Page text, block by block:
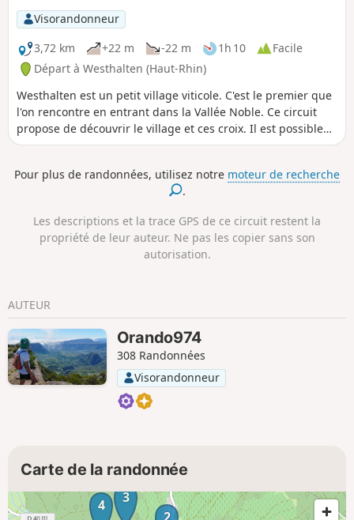
Visorandonneur
3,72 km
+22 m -22 m 1h 10
Facile
Départ à Westhalten (Haut-Rhin)
Westhalten est un petit village viticole. C'est le premier que
l'on rencontre en entrant dans la Vallée Noble. Ce circuit
propose de découvrir le village et ces croix. Il est possible
de coupler cette balade avec la visite du village voisin de
Il est possible aussi de voir le Petit Ballon à plusieurs
reprises ainsi que d'autres sommets vosgiens dans les
Pour plus de randonnées, utilisez notre moteur de recherche
.
Les descriptions et la trace GPS de ce circuit restent la
propriété de leur auteur. Ne pas les copier sans son
autorisation.
AUTEUR
Orando974
308 Randonnées
Visorandonneur
Carte de la randonnée
3
4